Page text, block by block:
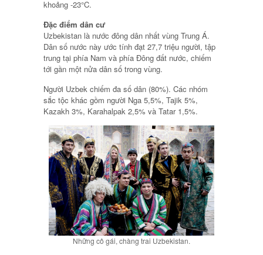
khoảng -23°C.
Đặc điểm dân cư
Uzbekistan là nước đông dân nhất vùng Trung Á.
Dân số nước này ước tính đạt 27,7 triệu người, tập
trung tại phía Nam và phía Đông đất nước, chiếm
tới gần một nửa dân số trong vùng.
Người Uzbek chiếm đa số dân (80%). Các nhóm
sắc tộc khác gồm người Nga 5,5%, Tajik 5%,
Kazakh 3%, Karahalpak 2,5% và Tatar 1,5%.
Những cô gái, chàng trai Uzbekistan.